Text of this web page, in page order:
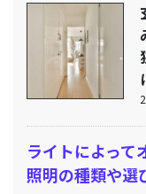
ライトによって
照明の種類や選